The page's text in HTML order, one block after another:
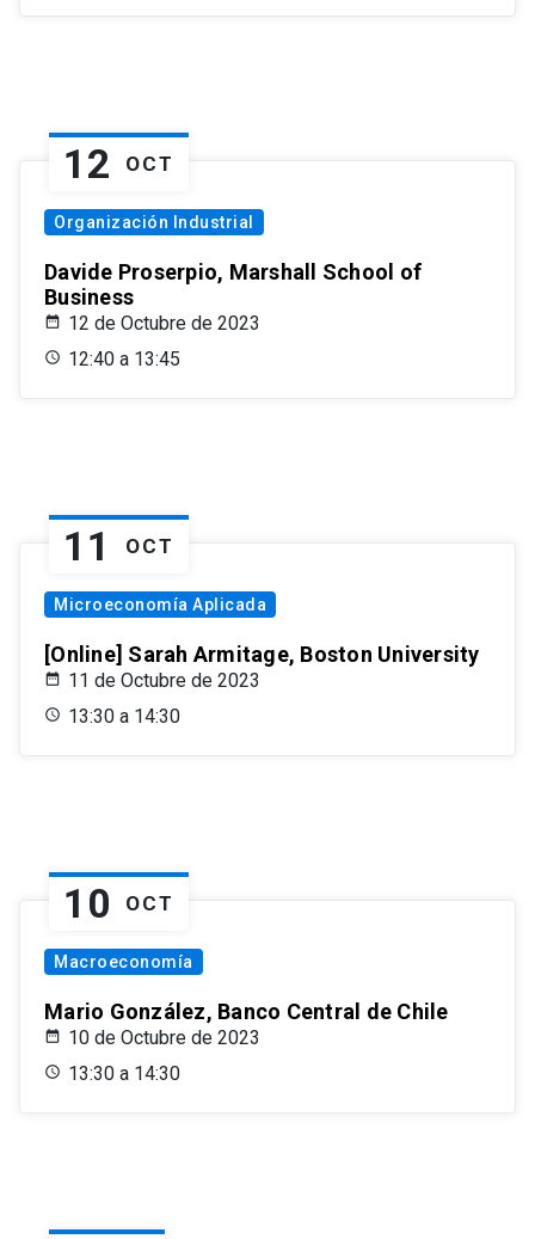
12 OCT
Organización Industrial
Davide Proserpio, Marshall School of
Business
12 de Octubre de 2023
12:40 a 13:45
11 OCT
Microeconomía Aplicada
[Online] Sarah Armitage, Boston University
11 de Octubre de 2023
13:30 a 14:30
10 OCT
Macroeconomía
Mario González, Banco Central de Chile
10 de Octubre de 2023
13:30 a 14:30